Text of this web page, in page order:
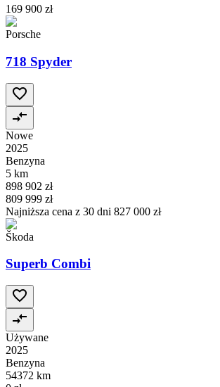
169 900 zł
Porsche
718 Spyder
Nowe
2025
Benzyna
5 km
898 902 zł
809 999 zł
Najniższa cena z 30 dni 827 000 zł
Škoda
Superb Combi
Używane
2025
Benzyna
54372 km